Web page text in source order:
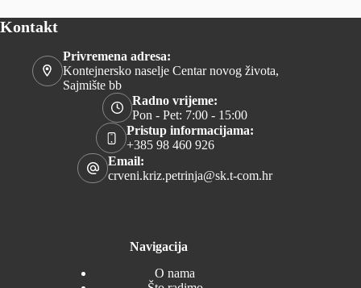
Kontakt
Privremena adresa:
Kontejnersko naselje Centar novog života,
Sajmište bb
Radno vrijeme:
Pon - Pet: 7:00 - 15:00
Pristup informacijama:
+385 98 460 926
Email:
crveni.kriz.petrinja@sk.t-com.hr
Navigacija
O nama